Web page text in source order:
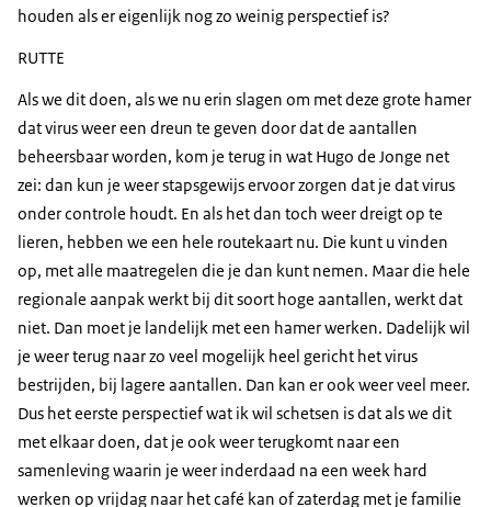
houden als er eigenlijk nog zo weinig perspectief is?
RUTTE
Als we dit doen, als we nu erin slagen om met deze grote hamer
dat virus weer een dreun te geven door dat de aantallen
beheersbaar worden, kom je terug in wat Hugo de Jonge net
zei: dan kun je weer stapsgewijs ervoor zorgen dat je dat virus
onder controle houdt. En als het dan toch weer dreigt op te
lieren, hebben we een hele routekaart nu. Die kunt u vinden
op, met alle maatregelen die je dan kunt nemen. Maar die hele
regionale aanpak werkt bij dit soort hoge aantallen, werkt dat
niet. Dan moet je landelijk met een hamer werken. Dadelijk wil
je weer terug naar zo veel mogelijk heel gericht het virus
bestrijden, bij lagere aantallen. Dan kan er ook weer veel meer.
Dus het eerste perspectief wat ik wil schetsen is dat als we dit
met elkaar doen, dat je ook weer terugkomt naar een
samenleving waarin je weer inderdaad na een week hard
werken op vrijdag naar het café kan of zaterdag met je familie